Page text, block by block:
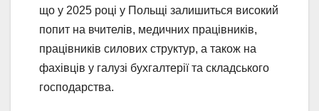
що у 2025 році у Польщі залишиться високий
попит на вчителів, медичних працівників,
працівників силових структур, а також на
фахівців у галузі бухгалтерії та складського
господарства.